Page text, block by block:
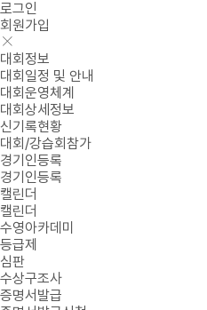
로그인
회원가입
대회정보
대회일정 및 안내
대회운영체계
대회상세정보
신기록현황
대회/강습회참가
경기인등록
경기인등록
캘린더
캘린더
수영아카데미
등급제
심판
수상구조사
증명서발급